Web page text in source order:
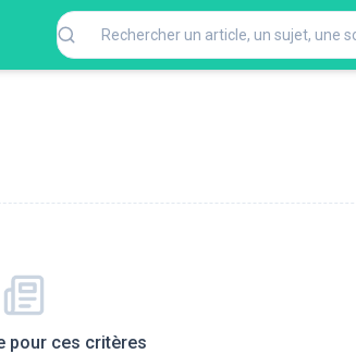
pour ces critères